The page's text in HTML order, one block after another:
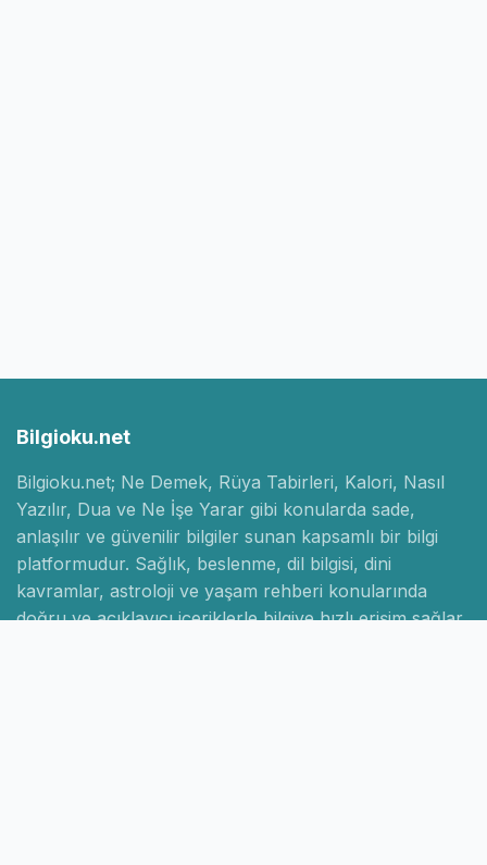
Bilgioku.net
Bilgioku.net; Ne Demek, Rüya Tabirleri, Kalori, Nasıl
Yazılır, Dua ve Ne İşe Yarar gibi konularda sade,
anlaşılır ve güvenilir bilgiler sunan kapsamlı bir bilgi
platformudur. Sağlık, beslenme, dil bilgisi, dini
kavramlar, astroloji ve yaşam rehberi konularında
doğru ve açıklayıcı içeriklerle bilgiye hızlı erişim sağlar.